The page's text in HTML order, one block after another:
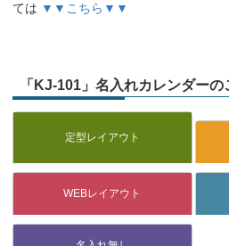
ては ▼▼こちら▼▼
「KJ-101」名入れカレンダーの